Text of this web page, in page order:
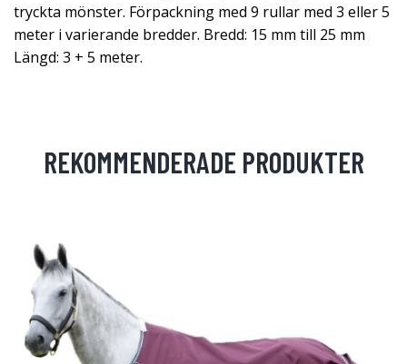
tryckta mönster. Förpackning med 9 rullar med 3 eller 5
meter i varierande bredder. Bredd: 15 mm till 25 mm
Längd: 3 + 5 meter.
REKOMMENDERADE PRODUKTER